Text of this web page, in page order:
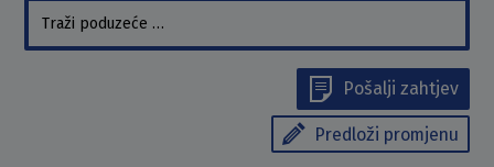
Pošalji zahtjev
Predloži promjenu